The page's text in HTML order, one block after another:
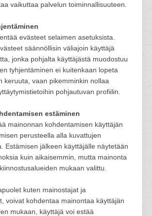
vaikuttaa palvelun toiminnallisuuteen.
evästeet selaimen asetuksista.
säännöllisin väliajoin käyttäjä
jonka pohjalta käyttäjästä muodostuu
tyhjentäminen ei kuitenkaan lopeta
keruuta, vaan pikemminkin nollaa
pohjautuvan profiilin.
estäminen
mainonnan kohdentamisen käyttäjän
perusteella alla kuvattujen
Estämisen jälkeen käyttäjälle näytetään
kuin aikaisemmin, mutta mainonta
mukaan valittu.
kuten mainostajat ja
voivat kohdentaa mainontaa käyttäjän
mukaan, käyttäjä voi estää